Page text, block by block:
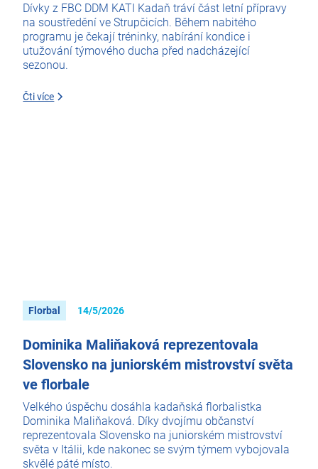
Dívky z FBC DDM KATI Kadaň tráví část letní přípravy
na soustředění ve Strupčicích. Během nabitého
programu je čekají tréninky, nabírání kondice i
utužování týmového ducha před nadcházející
sezonou.
Čti více
Florbal 14/5/2026
Dominika Maliňaková reprezentovala
Slovensko na juniorském mistrovství světa
ve florbale
Velkého úspěchu dosáhla kadaňská florbalistka
Dominika Maliňaková. Díky dvojímu občanství
reprezentovala Slovensko na juniorském mistrovství
světa v Itálii, kde nakonec se svým týmem vybojovala
skvělé páté místo.